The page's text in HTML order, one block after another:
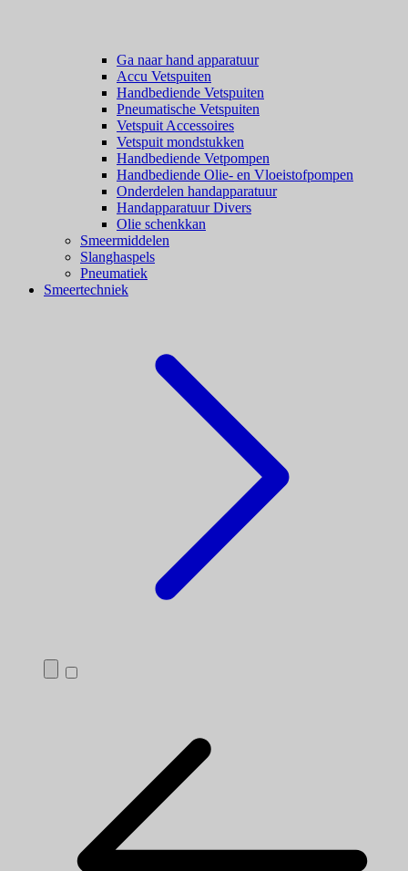
Ga naar hand apparatuur
Accu Vetspuiten
Handbediende Vetspuiten
Pneumatische Vetspuiten
Vetspuit Accessoires
Vetspuit mondstukken
Handbediende Vetpompen
Handbediende Olie- en Vloeistofpompen
Onderdelen handapparatuur
Handapparatuur Divers
Olie schenkkan
Smeermiddelen
Slanghaspels
Pneumatiek
Smeertechniek